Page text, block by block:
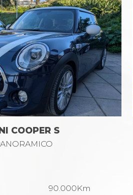
COOPER S
90.000Km